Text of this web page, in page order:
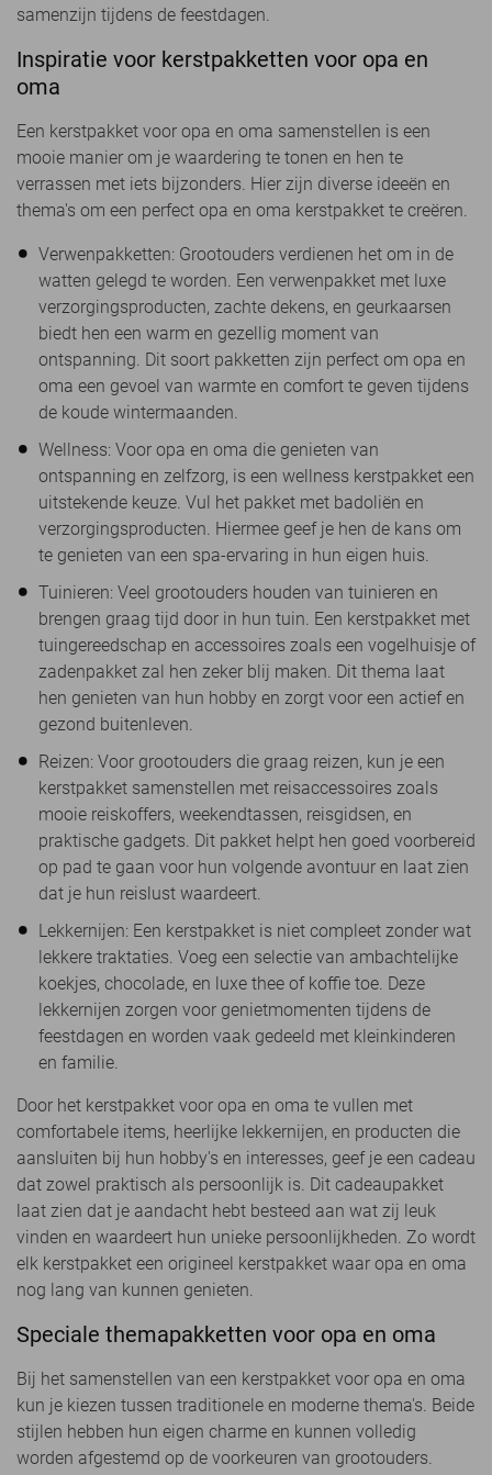
samenzijn tijdens de feestdagen.
Inspiratie voor kerstpakketten voor opa en
oma
Een kerstpakket voor opa en oma samenstellen is een
mooie manier om je waardering te tonen en hen te
verrassen met iets bijzonders. Hier zijn diverse ideeën en
thema's om een perfect opa en oma kerstpakket te creëren.
Verwenpakketten: Grootouders verdienen het om in de
watten gelegd te worden. Een verwenpakket met luxe
verzorgingsproducten, zachte dekens, en geurkaarsen
biedt hen een warm en gezellig moment van
ontspanning. Dit soort pakketten zijn perfect om opa en
oma een gevoel van warmte en comfort te geven tijdens
de koude wintermaanden.
Wellness: Voor opa en oma die genieten van
ontspanning en zelfzorg, is een wellness kerstpakket een
uitstekende keuze. Vul het pakket met badoliën en
verzorgingsproducten. Hiermee geef je hen de kans om
te genieten van een spa-ervaring in hun eigen huis.
Tuinieren: Veel grootouders houden van tuinieren en
brengen graag tijd door in hun tuin. Een kerstpakket met
tuingereedschap en accessoires zoals een vogelhuisje of
zadenpakket zal hen zeker blij maken. Dit thema laat
hen genieten van hun hobby en zorgt voor een actief en
gezond buitenleven.
Reizen: Voor grootouders die graag reizen, kun je een
kerstpakket samenstellen met reisaccessoires zoals
mooie reiskoffers, weekendtassen, reisgidsen, en
praktische gadgets. Dit pakket helpt hen goed voorbereid
op pad te gaan voor hun volgende avontuur en laat zien
dat je hun reislust waardeert.
Lekkernijen: Een kerstpakket is niet compleet zonder wat
lekkere traktaties. Voeg een selectie van ambachtelijke
koekjes, chocolade, en luxe thee of koffie toe. Deze
lekkernijen zorgen voor genietmomenten tijdens de
feestdagen en worden vaak gedeeld met kleinkinderen
en familie.
Door het kerstpakket voor opa en oma te vullen met
comfortabele items, heerlijke lekkernijen, en producten die
aansluiten bij hun hobby's en interesses, geef je een cadeau
dat zowel praktisch als persoonlijk is. Dit cadeaupakket
laat zien dat je aandacht hebt besteed aan wat zij leuk
vinden en waardeert hun unieke persoonlijkheden. Zo wordt
elk kerstpakket een origineel kerstpakket waar opa en oma
nog lang van kunnen genieten.
Speciale themapakketten voor opa en oma
Bij het samenstellen van een kerstpakket voor opa en oma
kun je kiezen tussen traditionele en moderne thema's. Beide
stijlen hebben hun eigen charme en kunnen volledig
worden afgestemd op de voorkeuren van grootouders.